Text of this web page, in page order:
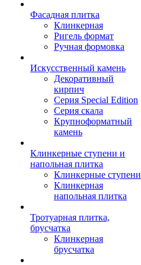
Фасадная плитка
Клинкерная
Ригель формат
Ручная формовка
Искусственный камень
Декоративный
кирпич
Серия Special Edition
Серия скала
Крупноформатный
камень
Клинкерные ступени и
напольная плитка
Клинкерные ступени
Клинкерная
напольная плитка
Тротуарная плитка,
брусчатка
Клинкерная
брусчатка